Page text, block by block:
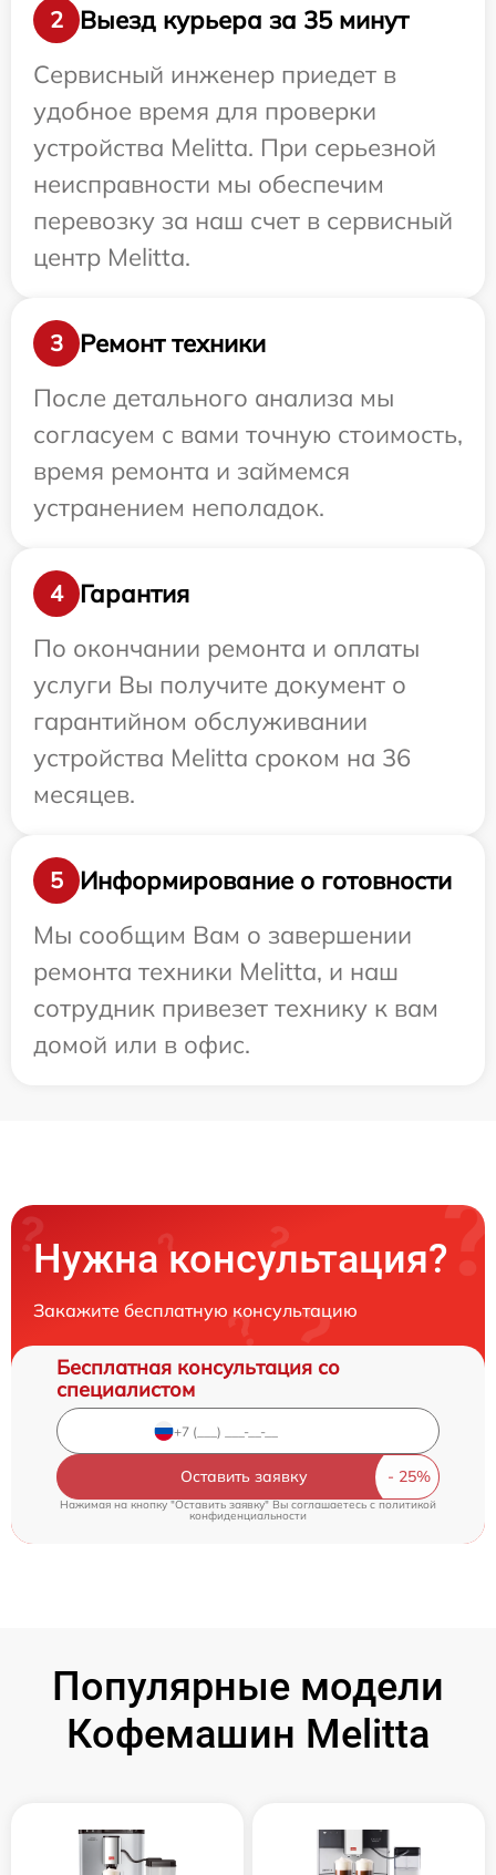
2
Выезд курьера за 35 минут
Сервисный инженер приедет в
удобное время для проверки
устройства Melitta. При серьезной
неисправности мы обеспечим
перевозку за наш счет в сервисный
центр Melitta.
3
Ремонт техники
После детального анализа мы
согласуем с вами точную стоимость,
время ремонта и займемся
устранением неполадок.
4
Гарантия
По окончании ремонта и оплаты
услуги Вы получите документ о
гарантийном обслуживании
устройства Melitta сроком на 36
месяцев.
5
Информирование о готовности
Мы сообщим Вам о завершении
ремонта техники Melitta, и наш
сотрудник привезет технику к вам
домой или в офис.
Нужна консультация?
Закажите бесплатную консультацию
Бесплатная консультация со
специалистом
Оставить заявку
Нажимая на кнопку "Оставить заявку" Вы соглашаетесь cполитикой
конфиденциальности
Популярные модели
Кофемашин Melitta